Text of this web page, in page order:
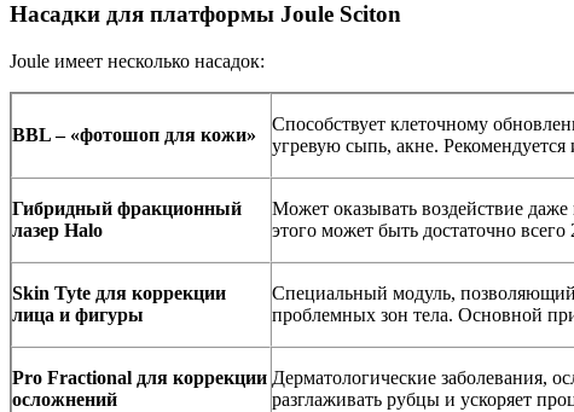
Насадки для платформы Joule Sciton
Joule имеет несколько насадок:
BBL – «фотошоп для кожи»
Способствует клеточному
угревую сыпь, акне. Рекомендуется
Гибридный фракционный
лазер Halo
Может оказывать воздействие
этого может быть достаточно всего
Skin Tyte для коррекции
лица и фигуры
Специальный модуль, позволяющий
проблемных зон тела. Основной
Pro Fractional для коррекции
осложнений
Дерматологические заболевания,
разглаживать рубцы и ускоряет